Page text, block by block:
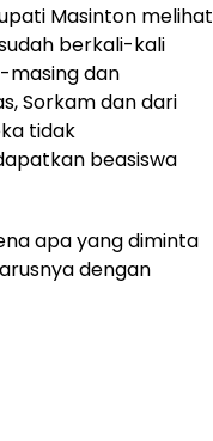
Masinton melihat
berkali-kali
masing dan
Sorkam dan dari
tidak
beasiswa
apa yang diminta
dengan